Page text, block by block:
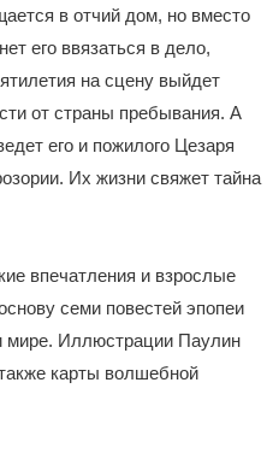
в отчий дом, но вместо
его ввязаться в дело,
на сцену выйдет
от страны пребывания. А
его и пожилого Цезаря
Их жизни свяжет тайна
впечатления и взрослые
семи повестей эпопеи
мире. Иллюстрации Паулин
карты волшебной